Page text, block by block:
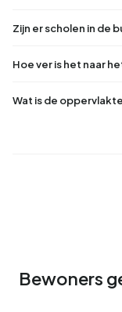
Zijn er scholen in de
Hoe ver is het naar
Wat is de
Bewoners